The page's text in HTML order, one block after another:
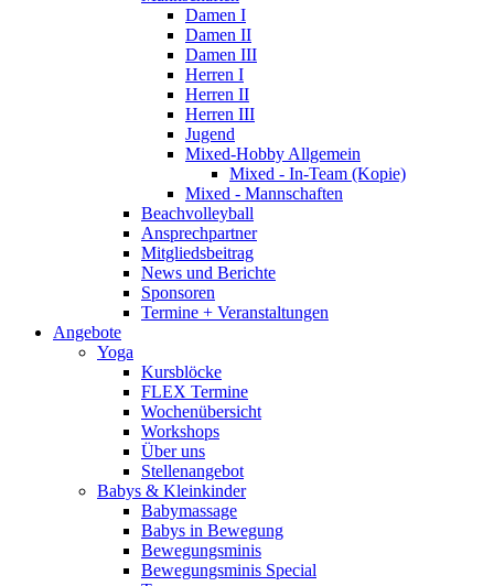
Damen I
Damen II
Damen III
Herren I
Herren II
Herren III
Jugend
Mixed-Hobby Allgemein
Mixed - In-Team (Kopie)
Mixed - Mannschaften
Beachvolleyball
Ansprechpartner
Mitgliedsbeitrag
News und Berichte
Sponsoren
Termine + Veranstaltungen
Angebote
Yoga
Kursblöcke
FLEX Termine
Wochenübersicht
Workshops
Über uns
Stellenangebot
Babys & Kleinkinder
Babymassage
Babys in Bewegung
Bewegungsminis
Bewegungsminis Special